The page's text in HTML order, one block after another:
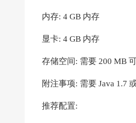
内存: 4 GB 内存
显卡: 4 GB 内存
存储空间: 需要 200 MB
附注事项: 需要 Java 1.7
推荐配置: